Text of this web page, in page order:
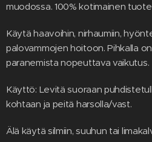
muodossa. 100% kotimainen
Käytä haavoihin, nirhaumiin,
palovammojen hoitoon. Pihkalla
paranemista nopeuttava vaikutus.
Käyttö: Levitä suoraan
kohtaan ja peitä harsolla/vast.
Älä käytä silmiin, suuhun tai